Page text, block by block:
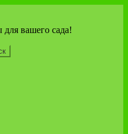
вашего сада!